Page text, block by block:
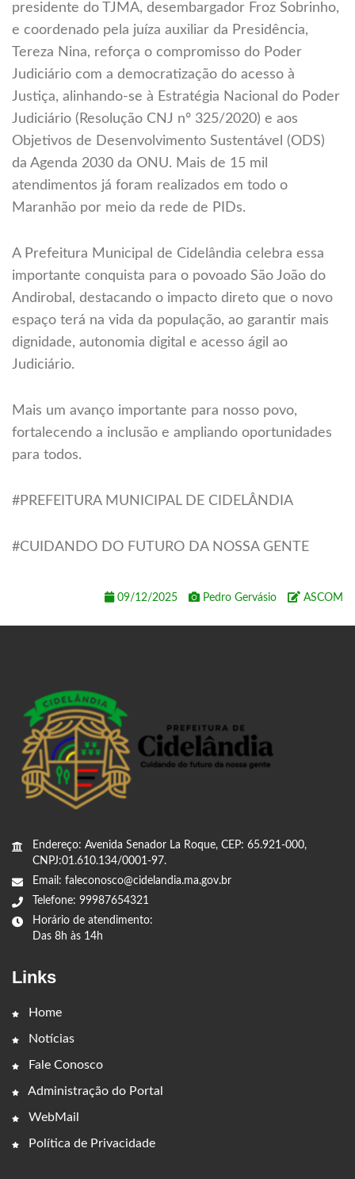
presidente do TJMA, desembargador Froz Sobrinho,
e coordenado pela juíza auxiliar da Presidência,
Tereza Nina, reforça o compromisso do Poder
Judiciário com a democratização do acesso à
Justiça, alinhando-se à Estratégia Nacional do Poder
Judiciário (Resolução CNJ nº 325/2020) e aos
Objetivos de Desenvolvimento Sustentável (ODS)
da Agenda 2030 da ONU. Mais de 15 mil
atendimentos já foram realizados em todo o
Maranhão por meio da rede de PIDs.
A Prefeitura Municipal de Cidelândia celebra essa
importante conquista para o povoado São João do
Andirobal, destacando o impacto direto que o novo
espaço terá na vida da população, ao garantir mais
dignidade, autonomia digital e acesso ágil ao
Judiciário.
Mais um avanço importante para nosso povo,
fortalecendo a inclusão e ampliando oportunidades
para todos.
#PREFEITURA MUNICIPAL DE CIDELÂNDIA
#CUIDANDO DO FUTURO DA NOSSA GENTE
09/12/2025 Pedro Gervásio ASCOM
Endereço: Avenida Senador La Roque, CEP: 65.921-000,
CNPJ:01.610.134/0001-97.
Email: faleconosco@cidelandia.ma.gov.br
Telefone: 99987654321
Horário de atendimento:
Das 8h às 14h
Links
Home
Notícias
Fale Conosco
Administração do Portal
WebMail
Política de Privacidade